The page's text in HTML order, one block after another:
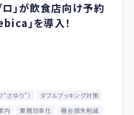
」が飲食店向け予約
」を導入！
“さゆり”）
ダブルブッキング対策
内 業務効率化
機会損失削減